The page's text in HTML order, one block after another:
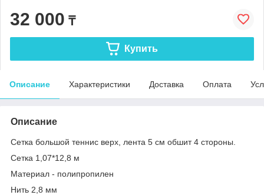
32 000 ₸
Купить
Описание Характеристики Доставка Оплата
Описание
Сетка большой теннис верх, лента 5 см обшит 4 стороны.
Сетка 1,07*12,8 м
Материал - полипропилен
Нить 2,8 мм